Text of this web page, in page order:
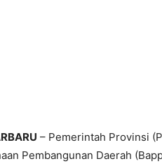
– Pemerintah Provinsi
Pembangunan Daerah